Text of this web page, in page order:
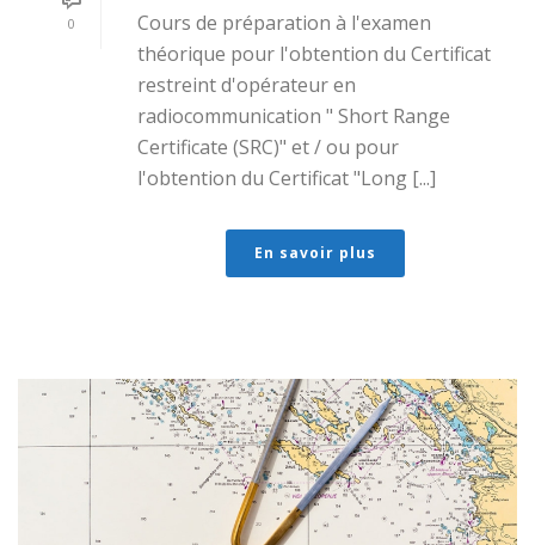
0
Cours de préparation à l'examen
théorique pour l'obtention du Certificat
restreint d'opérateur en
radiocommunication " Short Range
Certificate (SRC)" et / ou pour
l'obtention du Certificat "Long [...]
En savoir plus